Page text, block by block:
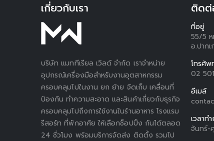
เกี่ยวกับเรา
บริษัท แมททีเรียล เวิลด์ จำกัด เราจำหน่าย
อุปกรณ์เครื่องมือสำหรับงานอุตสาหกรรม
ครอบคลุมไปในงาน ยก ย้าย จัดเก็บ เคลื่อนที่
ป้องกัน ทำความสะอาด และสินค้าเกี่ยวกับธุรกิจ
ครอบคลุมไปถึงการใช้งานในร้านอาหาร โรงแรม
รีสอร์ท ที่พักอาศัย ให้เลือกช็อปปิ้ง กันได้ตลอด
24 ชั่วโมง พร้อมบริการจัดส่ง ติดตั้ง รวมไป
ติดต่
ที่อยู่
55/5
อ.ปาก
โทรศัพ
02
อีเมล์
เวลาทำ
จันทร์-